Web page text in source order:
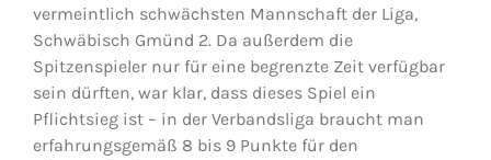
vermeintlich schwächsten Mannschaft der Liga,
Schwäbisch Gmünd 2. Da außerdem die
Spitzenspieler nur für eine begrenzte Zeit verfügbar
sein dürften, war klar, dass dieses Spiel ein
Pflichtsieg ist – in der Verbandsliga braucht man
erfahrungsgemäß 8 bis 9 Punkte für den